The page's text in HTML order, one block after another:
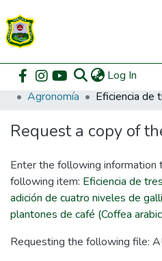
Log In
Communities & Collections
All of DSpace
DSpace Statistics
Home Pregrado
Facultad
Agronomía
Request a copy of
Enter the following information
following item: Eficiencia de
adición de cuatro niveles de
plantones de café (Coffea
Requesting the following file: